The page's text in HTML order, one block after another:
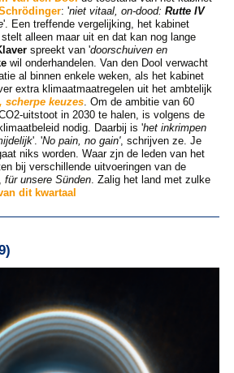
: 'niet vitaal, on-dood: Rutte IV
'. Een treffende vergelijking, het kabinet
alleen maar uit en dat kan nog lange
spreekt van 'doorschuiven en
wil onderhandelen. Van den Dool verwacht
al binnen enkele weken, als het kabinet
extra klimaatmaatregelen uit het ambtelijk
scherpe keuzes. Om de ambitie van 60
uitstoot in 2030 te halen, is volgens de
nodig. Daarbij is 'het inkrimpen
'. 'No pain, no gain', schrijven ze. Je
niks worden. Waar zjn de leden van het
bij verschillende uitvoeringen van de
für unsere Sünden. Zalig het land met zulke
dit kwartaal